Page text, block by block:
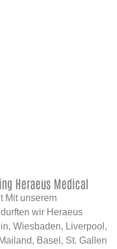
Heraeus Medical
Mit unserem
wir Heraeus
Wiesbaden, Liverpool,
Basel, St. Gallen